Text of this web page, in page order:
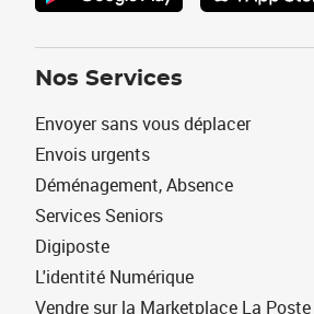
Nos Services
Envoyer sans vous déplacer
Envois urgents
Déménagement, Absence
Services Seniors
Digiposte
L'identité Numérique
Vendre sur la Marketplace La Poste